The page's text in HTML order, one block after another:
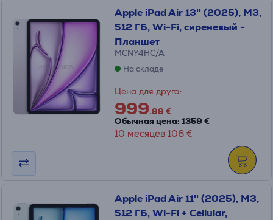
Apple iPad Air 13'' (2025), M3,
512 ГБ, Wi-Fi, сиреневый -
Планшет
MCNY4HC/A
На складе
Цена для друга:
999.99 €
Обычная цена: 1359 €
10 месяцев 106 €
Apple iPad Air 11'' (2025), M3,
512 ГБ, Wi-Fi + Cellular,